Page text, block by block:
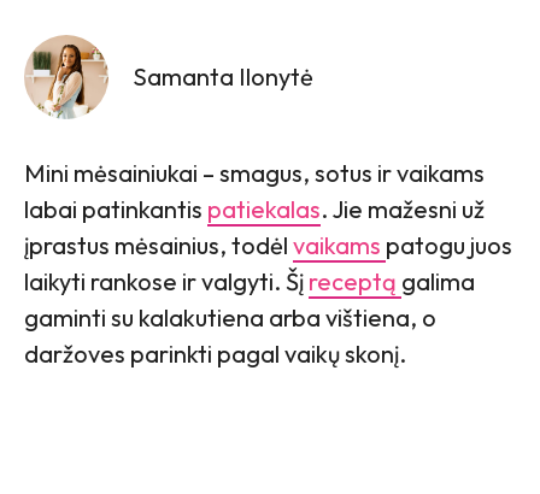
Samanta Ilonytė
Mini mėsainiukai – smagus, sotus ir vaikams
labai patinkantis patiekalas. Jie mažesni už
įprastus mėsainius, todėl vaikams patogu juos
laikyti rankose ir valgyti. Šį receptą galima
gaminti su kalakutiena arba vištiena, o
daržoves parinkti pagal vaikų skonį.